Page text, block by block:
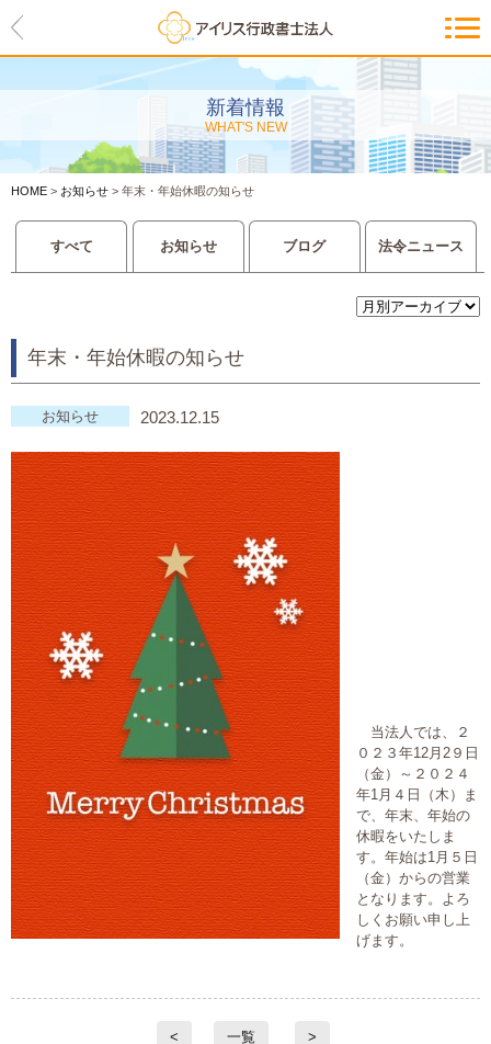
新着情報
WHAT'S NEW
HOME > お知らせ > 年末・年始休暇の知らせ
すべて お知らせ ブログ 法令ニュース
年末・年始休暇の知らせ
お知らせ 2023.12.15
当法人では、２
０２３年12月2９日
（金）～２０２４
年1月４日（木）ま
で、年末、年始の
休暇をいたしま
す。年始は1月５日
（金）からの営業
となります。よろ
しくお願い申し上
げます。
< 一覧 >
HOME
アイリスの紹介
代表ご挨拶・経営理念・アイリス
のお約束
サービス一覧
入管等外国人各種手続き
事業に必要な許認可取得サポート
大切な書類作成サポート
その他各種手続き
費用の目安
実績一覧
お客様の声
よくあるご質問
採用情報・パートナー募集
新着情報
お問い合わせ